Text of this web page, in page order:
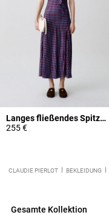
Langes fließendes Spitzenkleid
255 €
CLAUDIE PIERLOT BEKLEIDUNG
Gesamte Kollektion